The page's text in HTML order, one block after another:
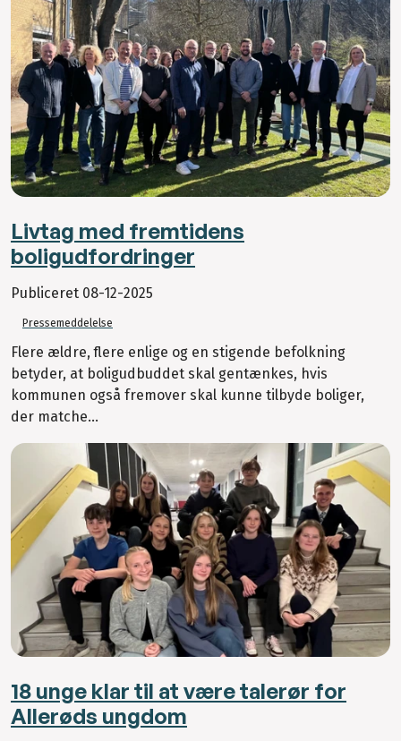
Livtag med fremtidens
boligudfordringer
Publiceret 08-12-2025
Pressemeddelelse
Flere ældre, flere enlige og en stigende befolkning
betyder, at boligudbuddet skal gentænkes, hvis
kommunen også fremover skal kunne tilbyde boliger,
der matche...
18 unge klar til at være talerør for
Allerøds ungdom